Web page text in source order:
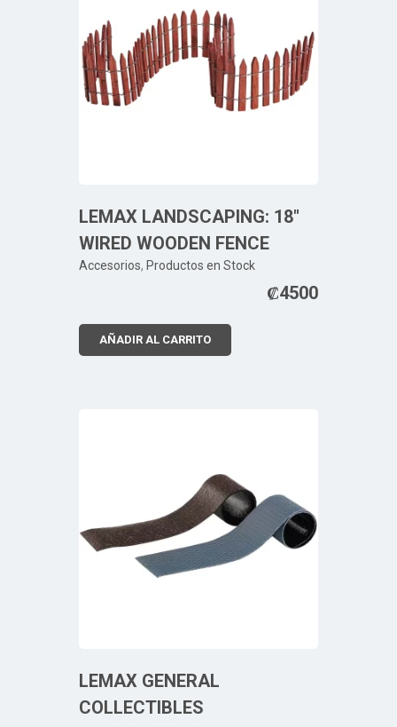
LEMAX LANDSCAPING: 18″
WIRED WOODEN FENCE
Accesorios, Productos en Stock
₡4500
AÑADIR AL CARRITO
LEMAX GENERAL
COLLECTIBLES